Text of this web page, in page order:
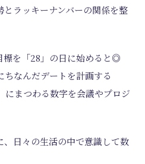
ラッキーナンバーの関係を整
標を「28」の日に始めると◎
ちなんだデートを計画する
にまつわる数字を会議やプロジ
日々の生活の中で意識して数